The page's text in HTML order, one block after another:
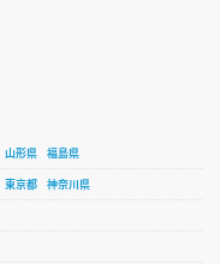
山形県
福島県
東京都
神奈川県